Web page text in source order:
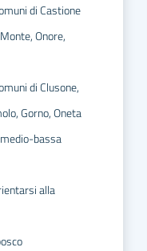
di Castione
Onore,
di Clusone,
Gorno, Oneta
bassa
alla